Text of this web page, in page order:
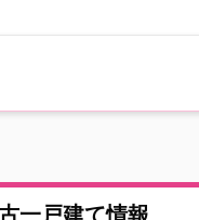
一戸建て情報